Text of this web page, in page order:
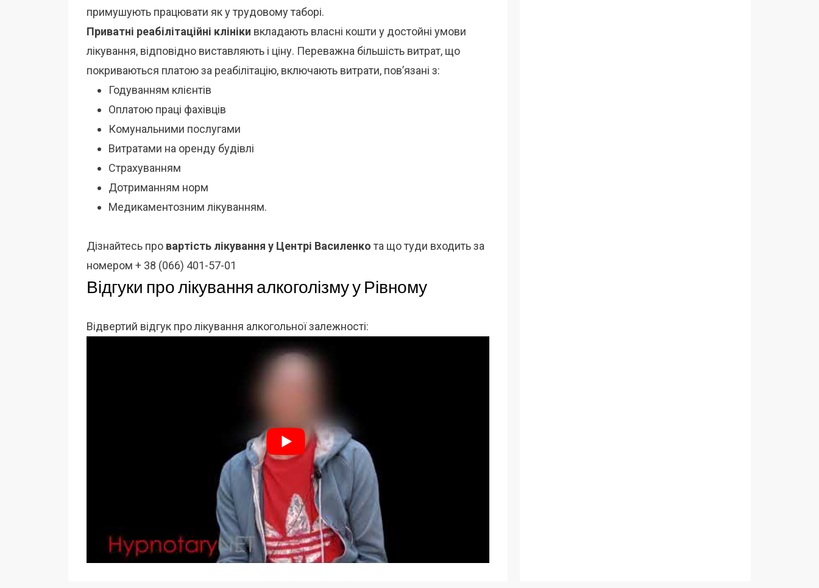
примушують працювати як у трудовому таборі.
Приватні реабілітаційні клініки вкладають власні кошти у достойні умови
лікування, відповідно виставляють і ціну. Переважна більшість витрат, що
покриваються платою за реабілітацію, включають витрати, пов’язані з:
Годуванням клієнтів
Оплатою праці фахівців
Комунальними послугами
Витратами на оренду будівлі
Страхуванням
Дотриманням норм
Медикаментозним лікуванням.
Дізнайтесь про вартість лікування у Центрі Василенкота що туди входить за
номером + 38 (066) 401-57-01
Відгуки про лікування алкоголізму у Рівному
Відвертий відгук про лікування алкогольної залежності: